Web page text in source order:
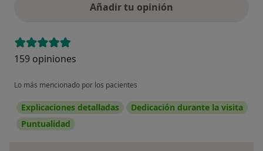
Añadir tu opinión
159 opiniones
Lo más mencionado por los pacientes
Explicaciones detalladas
Dedicación durante la visita
Puntualidad